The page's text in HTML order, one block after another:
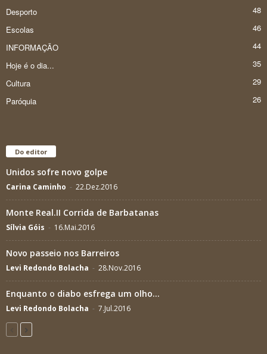
Desporto
48
Escolas
46
INFORMAÇÃO
44
Hoje é o dia...
35
Cultura
29
Paróquia
26
Do editor
Unidos sofre novo golpe
Carina Caminho - 22.Dez.2016
Monte Real.II Corrida de Barbatanas
Sílvia Góis - 16.Mai.2016
Novo passeio nos Barreiros
Levi Redondo Bolacha - 28.Nov.2016
Enquanto o diabo esfrega um olho…
Levi Redondo Bolacha - 7.Jul.2016